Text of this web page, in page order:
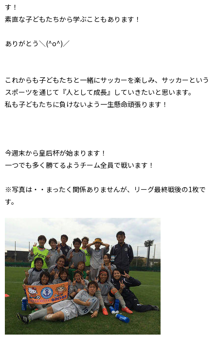
す！
素直な子どもたちから学ぶこともあります！
ありがとう＼(^o^)／
これからも子どもたちと一緒にサッカーを楽しみ、サッカーという
スポーツを通じて『人として成長』していきたいと思います。
私も子どもたちに負けないよう一生懸命頑張ります！
今週末から皇后杯が始まります！
一つでも多く勝てるようチーム全員で戦います！
※写真は・・まったく関係ありませんが、リーグ最終戦後の1枚で
す。